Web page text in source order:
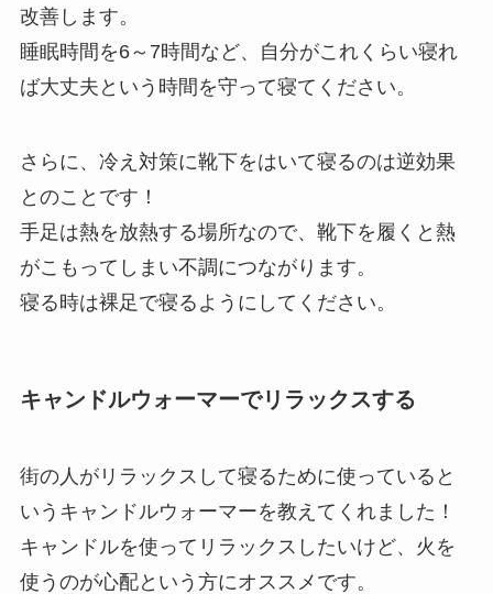
改善します。
睡眠時間を6～7時間など、自分がこれくらい寝れ
ば大丈夫という時間を守って寝てください。
さらに、冷え対策に靴下をはいて寝るのは逆効果
とのことです！
手足は熱を放熱する場所なので、靴下を履くと熱
がこもってしまい不調につながります。
寝る時は裸足で寝るようにしてください。
キャンドルウォーマーでリラックスする
街の人がリラックスして寝るために使っていると
いうキャンドルウォーマーを教えてくれました！
キャンドルを使ってリラックスしたいけど、火を
使うのが心配という方にオススメです。